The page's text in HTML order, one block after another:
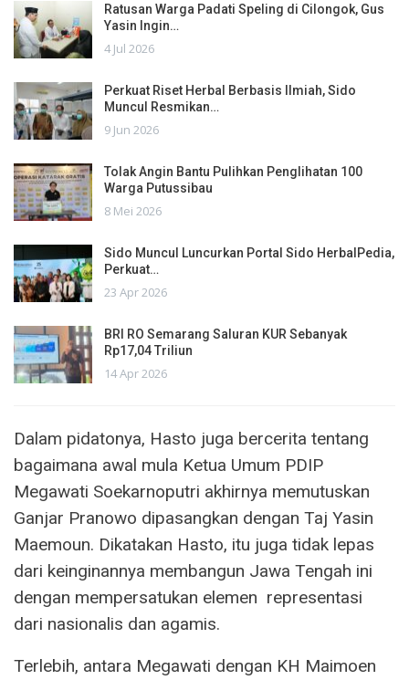
Ratusan Warga Padati Speling di Cilongok, Gus
Yasin Ingin…
4 Jul 2026
Perkuat Riset Herbal Berbasis Ilmiah, Sido
Muncul Resmikan…
9 Jun 2026
Tolak Angin Bantu Pulihkan Penglihatan 100
Warga Putussibau
8 Mei 2026
Sido Muncul Luncurkan Portal Sido HerbalPedia,
Perkuat…
23 Apr 2026
BRI RO Semarang Saluran KUR Sebanyak
Rp17,04 Triliun
14 Apr 2026
Dalam pidatonya, Hasto juga bercerita tentang
bagaimana awal mula Ketua Umum PDIP
Megawati Soekarnoputri akhirnya memutuskan
Ganjar Pranowo dipasangkan dengan Taj Yasin
Maemoun. Dikatakan Hasto, itu juga tidak lepas
dari keinginannya membangun Jawa Tengah ini
dengan mempersatukan elemen representasi
dari nasionalis dan agamis.
Terlebih, antara Megawati dengan KH Maimoen